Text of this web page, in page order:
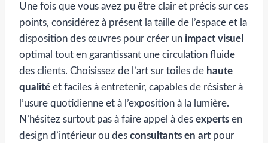
Une fois que vous avez pu être clair et précis sur ces
points, considérez à présent la taille de l’espace et la
disposition des œuvres pour créer un impact visuel
optimal tout en garantissant une circulation fluide
des clients. Choisissez de l’art sur toiles de haute
qualité et faciles à entretenir, capables de résister à
l’usure quotidienne et à l’exposition à la lumière.
N’hésitez surtout pas à faire appel à des experts en
design d’intérieur ou des consultants en art pour